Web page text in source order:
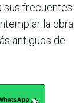
sus frecuentes
la obra
antiguos de